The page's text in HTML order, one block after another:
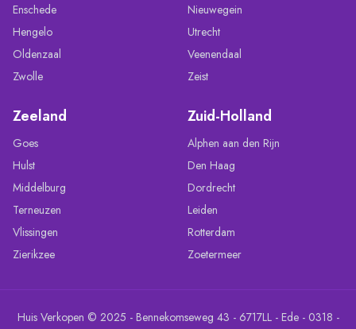
Enschede
Hengelo
Oldenzaal
Zwolle
Nieuwegein
Utrecht
Veenendaal
Zeist
Zeeland
Goes
Hulst
Middelburg
Terneuzen
Vlissingen
Zierikzee
Zuid-Holland
Alphen aan den Rijn
Den Haag
Dordrecht
Leiden
Rotterdam
Zoetermeer
Huis Verkopen © 2025 - Bennekomseweg 43 - 6717LL - Ede - 0318 -